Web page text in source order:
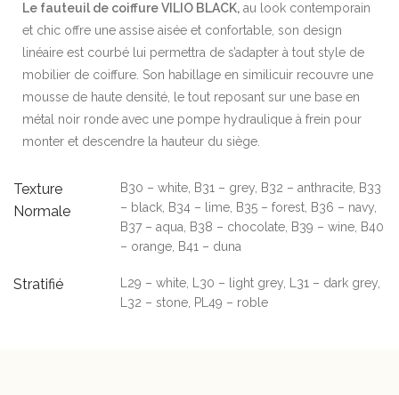
Le fauteuil de coiffure VILIO BLACK, au look contemporain
et chic offre une assise aisée et confortable, son design
linéaire est courbé lui permettra de s’adapter à tout style de
mobilier de coiffure. Son habillage en similicuir recouvre une
mousse de haute densité, le tout reposant sur une base en
métal noir ronde avec une pompe hydraulique à frein pour
monter et descendre la hauteur du siège.
Texture
Normale
B30 – white, B31 – grey, B32 – anthracite, B33
– black, B34 – lime, B35 – forest, B36 – navy,
B37 – aqua, B38 – chocolate, B39 – wine, B40
– orange, B41 – duna
Stratifié
L29 – white, L30 – light grey, L31 – dark grey,
L32 – stone, PL49 – roble